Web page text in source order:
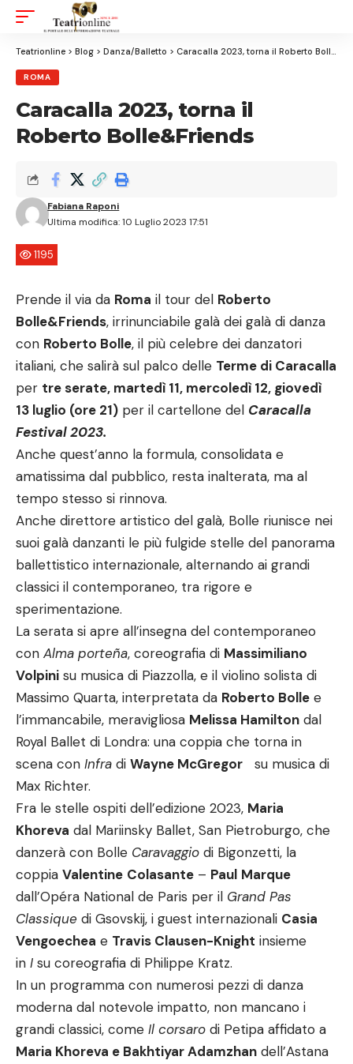
Resizer
Teatrionline > Blog > Danza/Balletto > Caracalla 2023, torna il Roberto Bolle&Friends
ROMA
Caracalla 2023, torna il
Roberto Bolle&Friends
Ultima modifica: 10 Luglio 2023 17:51
Fabiana Raponi
1195
Prende il via da Roma il tour del Roberto
Bolle&Friends, irrinunciabile galà dei galà di danza
con Roberto Bolle, il più celebre dei danzatori
italiani, che salirà sul palco delle Terme di Caracalla
per tre serate, martedì 11, mercoledì 12, giovedì
13 luglio (ore 21) per il cartellone del Caracalla
Festival 2023.
Anche quest’anno la formula, consolidata e
amatissima dal pubblico, resta inalterata, ma al
tempo stesso si rinnova.
Anche direttore artistico del galà, Bolle riunisce nei
suoi galà danzanti le più fulgide stelle del panorama
ballettistico internazionale, alternando ai grandi
classici il contemporaneo, tra rigore e
sperimentazione.
La serata si apre all’insegna del contemporaneo
con Alma porteña, coreografia di Massimiliano
Volpini su musica di Piazzolla, e il violino solista di
Massimo Quarta, interpretata da Roberto Bolle e
l’immancabile, meravigliosa Melissa Hamilton dal
Royal Ballet di Londra: una coppia che torna in
scena con Infra di Wayne McGregor su musica di
Max Richter.
Fra le stelle ospiti dell’edizione 2023, Maria
Khoreva dal Mariinsky Ballet, San Pietroburgo, che
danzerà con Bolle Caravaggio di Bigonzetti, la
coppia Valentine Colasante – Paul Marque
dall’Opéra National de Paris per il Grand Pas
Classique di Gsovskij, i guest internazionali Casia
Vengoechea e Travis Clausen-Knight insieme
in I su coreografia di Philippe Kratz.
In un programma con numerosi pezzi di danza
moderna dal notevole impatto, non mancano i
grandi classici, come Il corsaro di Petipa affidato a
Maria Khoreva e Bakhtiyar Adamzhan dell’Astana